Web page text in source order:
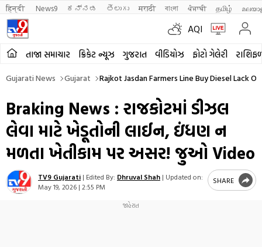
हिन्दी News9 ಕನ್ನಡ తెలుగు मराठी বাংলা ਪੰਜਾਬੀ தமிழ்
AQI
તાજા સમાચાર ક્રિકેટ ન્યૂઝ ગુજરાત વીડિયોઝ ફોટો ગેલેરી
Gujarati News Gujarat Rajkot Jasdan Farmers Line Buy Diesel Lack
Braking News : રાજકોટમાં ડીઝલ
લેવા માટે ખેડૂતોની લાઈન, ઇંધણ ન
મળતા ખેતીકામ પર અસર! જુઓ Video
TV9 Gujarati | Edited By: Dhruval Shah | Updated on:
May 19, 2026 | 2:55 PM
SHARE